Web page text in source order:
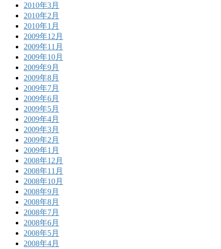
2010年3月
2010年2月
2010年1月
2009年12月
2009年11月
2009年10月
2009年9月
2009年8月
2009年7月
2009年6月
2009年5月
2009年4月
2009年3月
2009年2月
2009年1月
2008年12月
2008年11月
2008年10月
2008年9月
2008年8月
2008年7月
2008年6月
2008年5月
2008年4月